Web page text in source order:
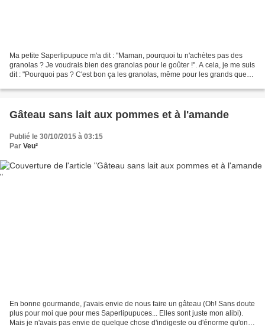
Ma petite Saperlipupuce m'a dit : "Maman, pourquoi tu n'achètes pas des
granolas ? Je voudrais bien des granolas pour le goûter !". A cela, je me suis
dit : "Pourquoi pas ? C'est bon ça les granolas, même pour les grands que
Gâteau sans lait aux pommes et à l'amande
Publié le 30/10/2015 à 03:15
Par Veu²
En bonne gourmande, j'avais envie de nous faire un gâteau (Oh! Sans doute
plus pour moi que pour mes Saperlipupuces... Elles sont juste mon alibi).
Mais je n'avais pas envie de quelque chose d'indigeste ou d'énorme qu'on